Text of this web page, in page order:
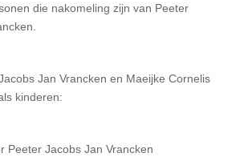
die nakomeling zijn van Peeter
Jan Vrancken en Maeijke Cornelis
kinderen:
Peeter Jacobs Jan Vrancken